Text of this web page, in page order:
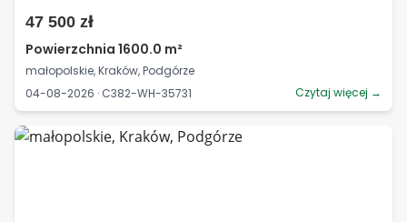
47 500 zł
Powierzchnia 1600.0 m²
małopolskie, Kraków, Podgórze
04-08-2026 · C382-WH-35731
Czytaj więcej →